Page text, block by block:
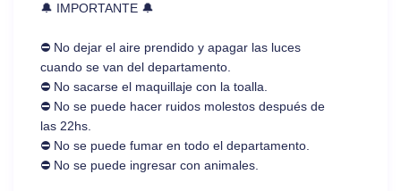
🔔 IMPORTANTE 🔔
⛔ No dejar el aire prendido y apagar las luces
cuando se van del departamento.
⛔ No sacarse el maquillaje con la toalla.
⛔ No se puede hacer ruidos molestos después de
las 22hs.
⛔ No se puede fumar en todo el departamento.
⛔ No se puede ingresar con animales.